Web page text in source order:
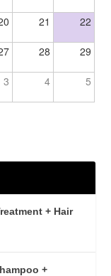
21 22
28 29
3 4 5
+ Hair
+